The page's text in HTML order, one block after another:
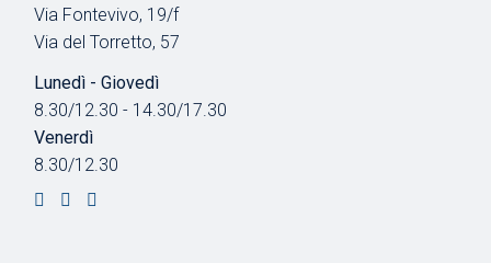
Via Fontevivo, 19/f
Via del Torretto, 57
Lunedì - Giovedì
8.30/12.30 - 14.30/17.30
Venerdì
8.30/12.30